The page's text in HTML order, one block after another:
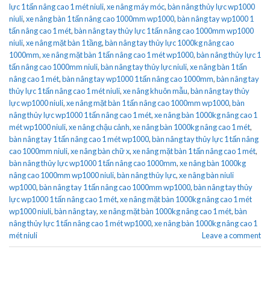
lực 1 tấn nâng cao 1 mét niuli,xe nâng máy móc,bàn nâng thủy lực wp1000
niuli,xe nâng bàn 1 tấn nâng cao 1000mm wp1000,bàn nâng tay wp1000 1
tấn nâng cao 1 mét,bàn nâng tay thủy lực 1 tấn nâng cao 1000mm wp1000
niuli,xe nâng mặt bàn 1 tầng,bàn nâng tay thủy lực 1000kg nâng cao
1000mm,xe nâng mặt bàn 1 tấn nâng cao 1 mét wp1000,bàn nâng thủy lực 1
tấn nâng cao 1000mm niuli,bàn nâng tay thủy lực niuli,xe nâng bàn 1 tấn
nâng cao 1 mét,bàn nâng tay wp1000 1 tấn nâng cao 1000mm,bàn nâng tay
thủy lực 1 tấn nâng cao 1 mét niuli,xe nâng khuôn mẫu,bàn nâng tay thủy
lực wp1000 niuli,xe nâng mặt bàn 1 tấn nâng cao 1000mm wp1000,bàn
nâng thủy lực wp1000 1 tấn nâng cao 1 mét,xe nâng bàn 1000kg nâng cao 1
mét wp1000 niuli,xe nâng chậu cảnh,xe nâng bàn 1000kg nâng cao 1 mét,
bàn nâng tay 1 tấn nâng cao 1 mét wp1000,bàn nâng tay thủy lực 1 tấn nâng
cao 1000mm niuli,xe nâng bàn chữ x,xe nâng mặt bàn 1 tấn nâng cao 1 mét,
bàn nâng thủy lực wp1000 1 tấn nâng cao 1000mm,xe nâng bàn 1000kg
nâng cao 1000mm wp1000 niuli,bàn nâng thủy lực,xe nâng bàn niuli
wp1000,bàn nâng tay 1 tấn nâng cao 1000mm wp1000,bàn nâng tay thủy
lực wp1000 1 tấn nâng cao 1 mét,xe nâng mặt bàn 1000kg nâng cao 1 mét
wp1000 niuli,bàn nâng tay,xe nâng mặt bàn 1000kg nâng cao 1 mét,bàn
nâng thủy lực 1 tấn nâng cao 1 mét wp1000,xe nâng bàn 1000kg nâng cao 1
mét niuli
Leave a comment